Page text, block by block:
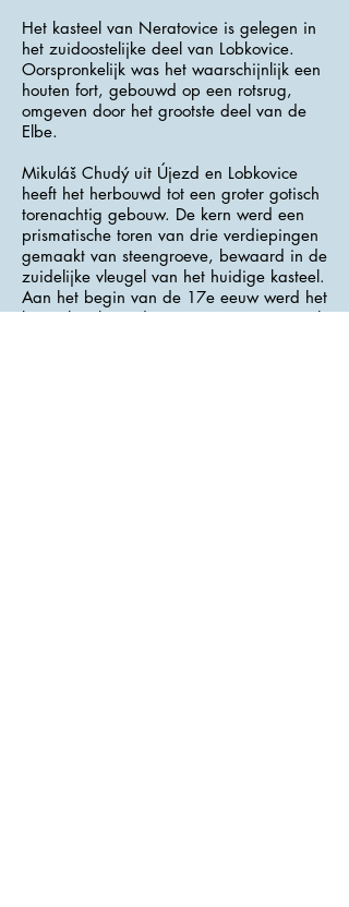
Het kasteel van Neratovice is gelegen in
het zuidoostelijke deel van Lobkovice.
Oorspronkelijk was het waarschijnlijk een
houten fort, gebouwd op een rotsrug,
omgeven door het grootste deel van de
Elbe.
Mikuláš Chudý uit Újezd ​​en Lobkovice
heeft het herbouwd tot een groter gotisch
torenachtig gebouw. De kern werd een
prismatische toren van drie verdiepingen
gemaakt van steengroeve, bewaard in de
zuidelijke vleugel van het huidige kasteel.
Aan het begin van de 17e eeuw werd het
kasteel verbouwd tot een renaissancistisch